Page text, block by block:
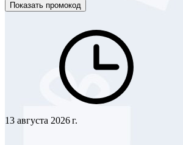
Показать промокод
13 августа 2026 г.